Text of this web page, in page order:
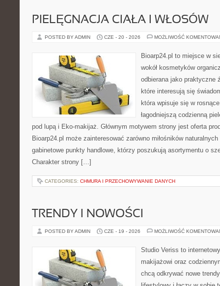
PIELĘGNACJA CIAŁA I WŁOSÓW
POSTED BY ADMIN CZE - 20 - 2026 MOŻLIWOŚĆ
Bioarp24.pl to miejsce w
wokół kosmetyków
odbierana jako praktyczne
które interesują się
która wpisuje się w
łagodniejszą codzienną
pod lupą i Eko-makijaż. Głównym motywem strony jest oferta
Bioarp24.pl może zainteresować zarówno miłośników
gabinetowe punkty handlowe, którzy poszukują asortymentu o
Charakter strony […]
CATEGORIES: CHMURA I PRZECHOWYWANIE DANYCH
TRENDY I NOWOŚCI
POSTED BY ADMIN CZE - 19 - 2026 MOŻLIWOŚĆ
Studio Veriss to
makijażowi oraz
chcą odkrywać nowe